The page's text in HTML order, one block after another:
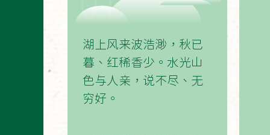
湖上风来波浩渺，秋已
暮、红稀香少。水光山
色与人亲，说不尽、无
穷好。